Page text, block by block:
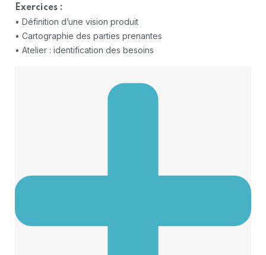
Exercices :
• Définition d’une vision produit
• Cartographie des parties prenantes
• Atelier : identification des besoins